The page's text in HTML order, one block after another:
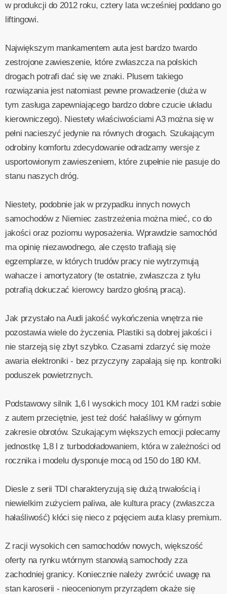
w produkcji do 2012 roku, cztery lata wcześniej poddano go
liftingowi.
Największym mankamentem auta jest bardzo twardo
zestrojone zawieszenie, które zwłaszcza na polskich
drogach potrafi dać się we znaki. Plusem takiego
rozwiązania jest natomiast pewne prowadzenie (duża w
tym zasługa zapewniającego bardzo dobre czucie układu
kierowniczego). Niestety właściwościami A3 można się w
pełni nacieszyć jedynie na równych drogach. Szukającym
odrobiny komfortu zdecydowanie odradzamy wersje z
usportowionym zawieszeniem, które zupełnie nie pasuje do
stanu naszych dróg.
Niestety, podobnie jak w przypadku innych nowych
samochodów z Niemiec zastrzeżenia można mieć, co do
jakości oraz poziomu wyposażenia. Wprawdzie samochód
ma opinię niezawodnego, ale często trafiają się
egzemplarze, w których trudów pracy nie wytrzymują
wahacze i amortyzatory (te ostatnie, zwłaszcza z tyłu
potrafią dokuczać kierowcy bardzo głośną pracą).
Jak przystało na Audi jakość wykończenia wnętrza nie
pozostawia wiele do życzenia. Plastiki są dobrej jakości i
nie starzeją się zbyt szybko. Czasami zdarzyć się może
awaria elektroniki - bez przyczyny zapalają się np. kontrolki
poduszek powietrznych.
Podstawowy silnik 1,6 l wysokich mocy 101 KM radzi sobie
z autem przeciętnie, jest też dość hałaśliwy w górnym
zakresie obrotów. Szukającym większych emocji polecamy
jednostkę 1,8 l z turbodoładowaniem, która w zależności od
rocznika i modelu dysponuje mocą od 150 do 180 KM.
Diesle z serii TDI charakteryzują się dużą trwałością i
niewielkim zużyciem paliwa, ale kultura pracy (zwłaszcza
hałaśliwość) kłóci się nieco z pojęciem auta klasy premium.
Z racji wysokich cen samochodów nowych, większość
oferty na rynku wtórnym stanowią samochody zza
zachodniej granicy. Koniecznie należy zwrócić uwagę na
stan karoserii - nieocenionym przyrządem okaże się